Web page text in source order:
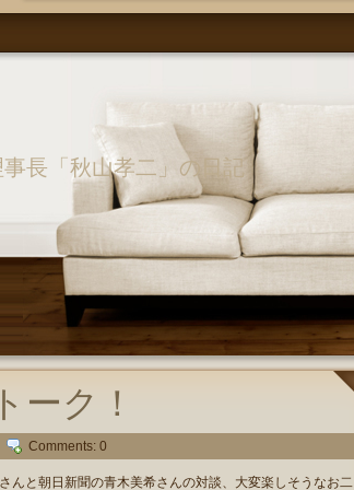
長「秋山孝二」の日記
ーク！
Comments: 0
と朝日新聞の青木美希さんの対談、大変楽しそうなお二